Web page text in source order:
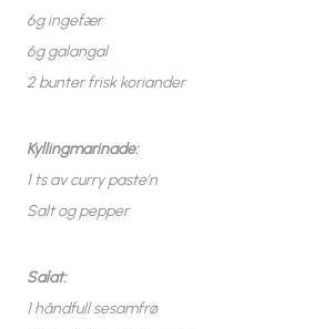
6g ingefær
6g galangal
2 bunter frisk koriander
Kyllingmarinade:
1 ts av curry paste’n
Salt og pepper
Salat:
1 håndfull sesamfrø